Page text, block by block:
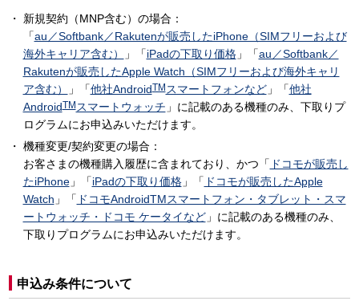
新規契約（MNP含む）の場合：
「au／Softbank／Rakutenが販売したiPhone（SIMフリーおよび
海外キャリア含む）
」「iPadの下取り価格」「au／Softbank／
Rakutenが販売したApple Watch（SIMフリーおよび海外キャリ
ア含む）
」「他社AndroidTMスマートフォンなど」「他社
AndroidTMスマートウォッチ 」に記載のある機種のみ、下取りプ
ログラムにお申込みいただけます。
機種変更/契約変更の場合：
お客さまの機種購入履歴に含まれており、かつ「 ドコモが販売し
たiPhone」「iPadの下取り価格」「 ドコモが販売したApple
Watch 」「 ドコモAndroidTMスマートフォン・タブレット・スマ
ートウォッチ・ドコモ ケータイなど」に記載のある機種のみ、
下取りプログラムにお申込みいただけます。
申込み条件について